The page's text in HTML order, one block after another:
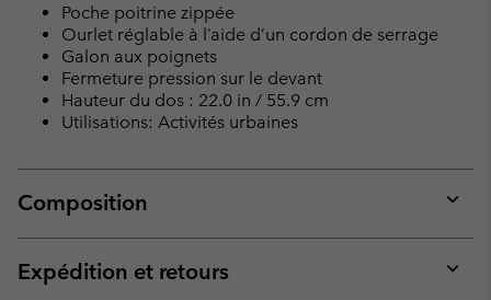
Poche poitrine zippée
Ourlet réglable à l’aide d’un cordon de serrage
Galon aux poignets
Fermeture pression sur le devant
Hauteur du dos : 22.0 in / 55.9 cm
Utilisations: Activités urbaines
Composition
or
Expédition et retours